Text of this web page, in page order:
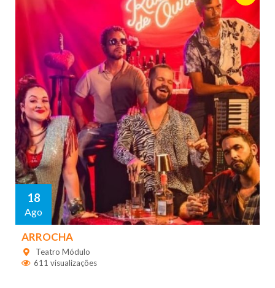
18
Ago
ARROCHA
Teatro Módulo
611 visualizações